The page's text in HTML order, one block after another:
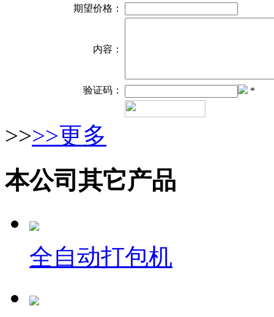
期望价格：
内容：
验证码： *
>>>>更多
本公司其它产品
全自动打包机